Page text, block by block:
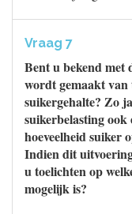
Vraag 7
Bent u bekend
wordt gemaakt
suikergehalte? Zo
suikerbelasting
hoeveelheid suiker
Indien dit
u toelichten op
mogelijk is?